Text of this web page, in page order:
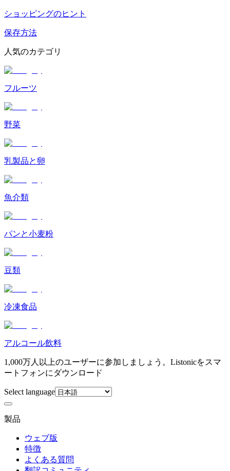
ショッピングのヒント
保存方法
人気のカテゴリ
フルーツ
野菜
乳製品と卵
魚介類
パンと小麦粉
豆類
冷凍食品
アルコール飲料
1,000万人以上のユーザーに参加しましょう。Listonicをスマ
ートフォンにダウンロード
Select language
製品
ウェブ版
特徴
よくある質問